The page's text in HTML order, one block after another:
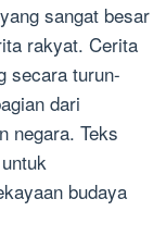
sangat besar
rakyat. Cerita
secara turun-
dari
negara. Teks
budaya